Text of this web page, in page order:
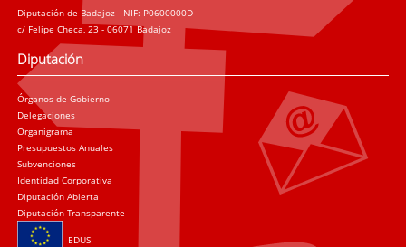
Diputación de Badajoz - NIF: P0600000D
c/ Felipe Checa, 23 - 06071 Badajoz
Diputación
Órganos de Gobierno
Delegaciones
Organigrama
Presupuestos Anuales
Subvenciones
Identidad Corporativa
Diputación Abierta
Diputación Transparente
EDUSI